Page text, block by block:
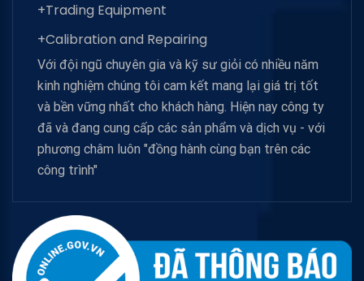
+Trading Equipment
+Calibration and Repairing
Với đội ngũ chuyên gia và kỹ sư giỏi có nhiều năm
kinh nghiệm chúng tôi cam kết mang lại giá trị tốt
và bền vững nhất cho khách hàng. Hiện nay công ty
đã và đang cung cấp các sản phẩm và dịch vụ - với
phương châm luôn "đồng hành cùng bạn trên các
công trình"